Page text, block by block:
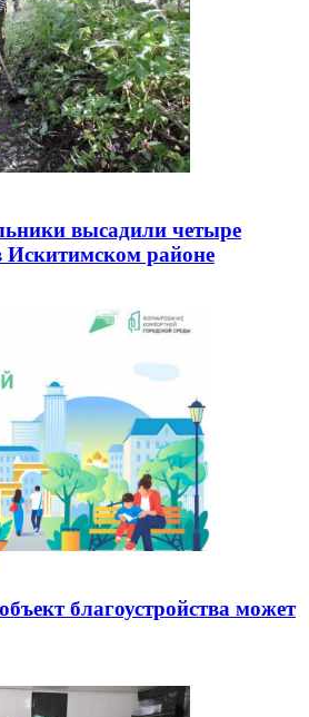
высадили четыре
Искитимском районе
благоустройства может